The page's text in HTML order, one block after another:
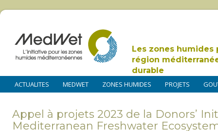
Les zones humides
région
durable
ACTUALITES MEDWET ZONES HUMIDES PROJETS
Appel à projets 2023 de la Donors’
Mediterranean Freshwater